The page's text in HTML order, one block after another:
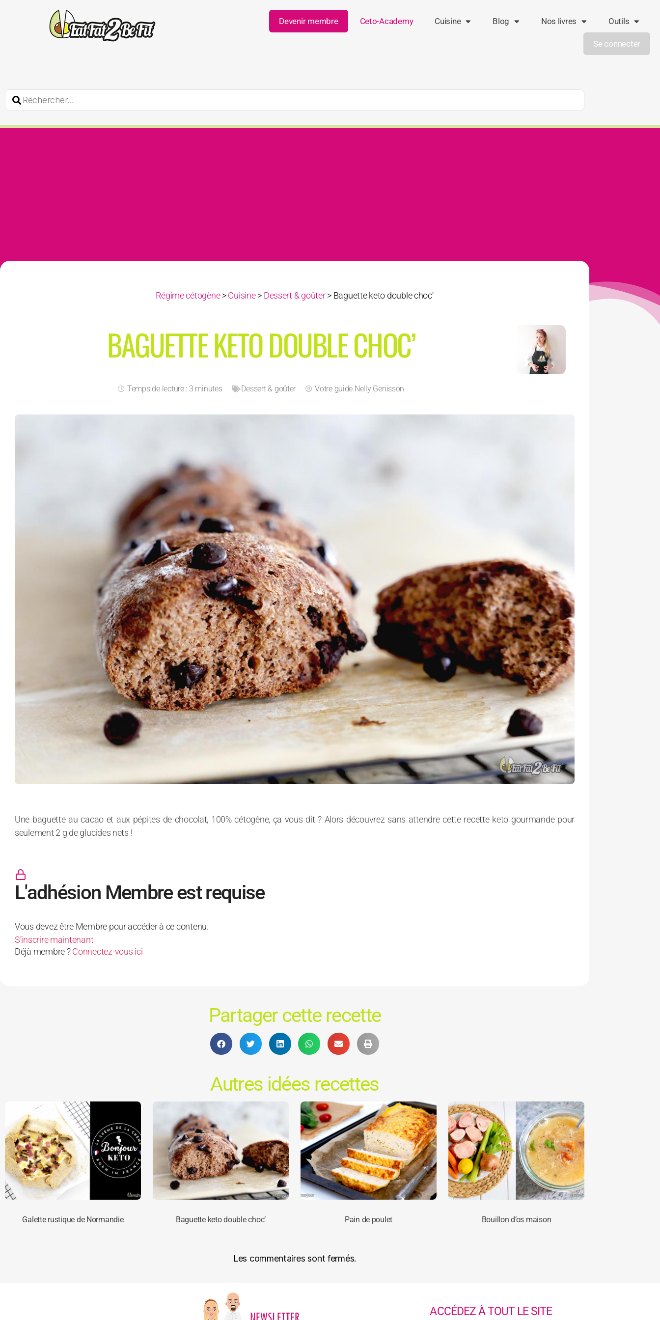
Devenir membre Ceto-Academy Cuisine Blog Nos livres Outils
Se connecter
Régime cétogène>Cuisine> Dessert & goûter> Baguette keto double choc’
BAGUETTE KETO DOUBLE CHOC’
Temps de lecture : 3 minutes Dessert & goûter Votre guide Nelly Genisson
Une baguette au cacao et aux pépites de chocolat, 100% cétogène, ça vous dit ? Alors découvrez sans attendre cette recette keto gourmande pour
seulement 2 g de glucides nets !
L'adhésion Membre est requise
Vous devez être Membre pour accéder à ce contenu.
S’inscrire maintenant
Déjà membre ?Connectez-vous ici
Partager cette recette
Autres idées recettes
Galette rustique de Normandie Baguette keto double choc’ Pain de poulet Bouillon d’os maison
Les commentaires sont fermés.
ACCÉDEZ À TOUT LE SITE